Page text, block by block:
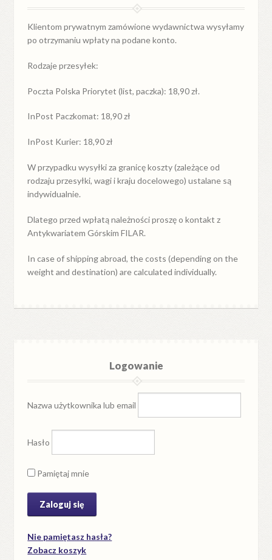
Klientom prywatnym zamówione wydawnictwa wysyłamy
po otrzymaniu wpłaty na podane konto.
Rodzaje przesyłek:
Poczta Polska Priorytet (list, paczka): 18,90 zł.
InPost Paczkomat: 18,90 zł
InPost Kurier: 18,90 zł
W przypadkuwysyłkiza granicękoszty (zależące od
rodzaju przesyłki, wagi i kraju docelowego) ustalane są
indywidualnie.
Dlatego przed wpłatą należności proszę o kontakt z
Antykwariatem Górskim FILAR.
In case of shipping abroad, the costs (depending on the
weight and destination) are calculated individually.
Logowanie
Nazwa użytkownika lub email
Hasło
Pamiętaj mnie
Nie pamiętasz hasła?
Zobacz koszyk